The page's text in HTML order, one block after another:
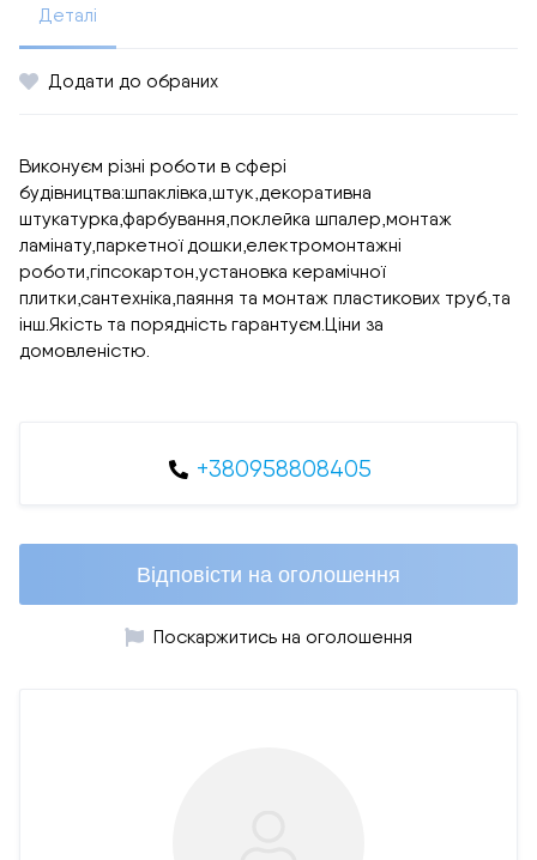
Деталі
Додати до обраних
Виконуєм різні роботи в сфері
будівництва:шпаклівка,штук,декоративна
штукатурка,фарбування,поклейка шпалер,монтаж
ламінату,паркетної дошки,електромонтажні
роботи,гіпсокартон,установка керамічної
плитки,сантехніка,паяння та монтаж пластикових труб,та
інш.Якість та порядність гарантуєм.Ціни за
домовленістю.
+380958808405
Відповісти на оголошення
Поскаржитись на оголошення